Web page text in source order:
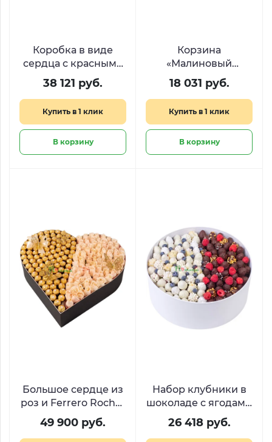
Коробка в виде
сердца с красными
розами и
сладостями
38 121 руб.
Купить в 1 клик
В корзину
Корзина
«Малиновый
рассвет» с цветами,
Киндер Сюрприз и
18 031 руб.
Купить в 1 клик
В корзину
Большое сердце из
роз и Ferrero Rocher
«Слияние сердец»
49 900 руб.
Набор клубники в
шоколаде с ягодами
«День и Ночь»
26 418 руб.